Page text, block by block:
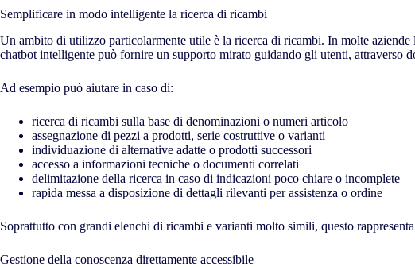
Semplificare in modo intelligente la ricerca di ricambi
Un ambito di utilizzo particolarmente utile è la ricerca di ricambi. In molte
chatbot intelligente può fornire un supporto mirato guidando gli utenti, attraverso
Ad esempio può aiutare in caso di:
ricerca di ricambi sulla base di denominazioni o numeri articolo
assegnazione di pezzi a prodotti, serie costruttive o varianti
individuazione di alternative adatte o prodotti successori
accesso a informazioni tecniche o documenti correlati
delimitazione della ricerca in caso di indicazioni poco chiare o incomplete
rapida messa a disposizione di dettagli rilevanti per assistenza o ordine
Soprattutto con grandi elenchi di ricambi e varianti molto simili, questo
Gestione della conoscenza direttamente accessibile